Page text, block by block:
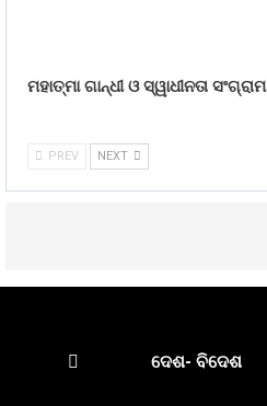
ମହାତ୍ମା ଗାନ୍ଧୀ ଓ ସ୍ୱାଧୀନତା ସଂଗ୍ରାମ
PREV NEXT
ଦେଶ- ବିଦେଶ